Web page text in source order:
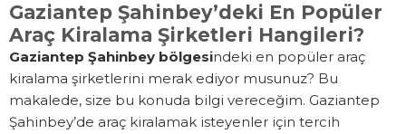
Gaziantep Şahinbey’deki En Popüler
Araç Kiralama Şirketleri Hangileri?
Gaziantep Şahinbey bölgesindeki en popüler araç
kiralama şirketlerini merak ediyor musunuz? Bu
makalede, size bu konuda bilgi vereceğim. Gaziantep
Şahinbey’de araç kiralamak isteyenler için tercih